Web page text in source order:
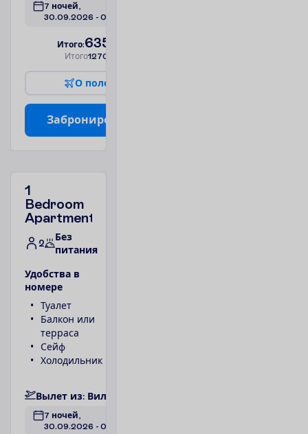
7 ночей,
30.09.2026 - 07.10.2026
Итого:635.00
Итого1270.00
О поле
Заброниро
1
Bedroom
Apartment
2
Без
питания
Удобства в
номере
Туалет
Балкон или
терраса
Сейф
Холодильник
Вылет из: Вил
7 ночей,
30.09.2026 - 07.10.2026